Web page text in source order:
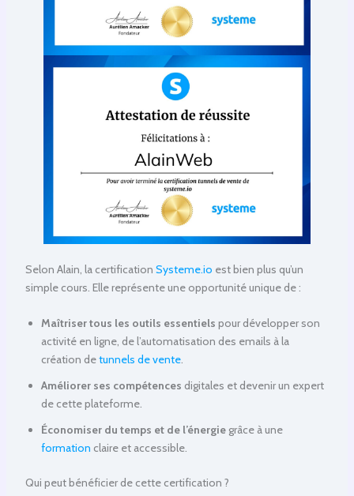
Selon Alain, la certification Systeme.io est bien plus qu’un
simple cours. Elle représente une opportunité unique de :
Maîtriser tous les outils essentiels pour développer son
activité en ligne, de l’automatisation des emails à la
création detunnels de vente.
Améliorer ses compétences digitales et devenir un expert
de cette plateforme.
Économiser du temps et de l’énergiegrâce à une
formation claire et accessible.
Qui peut bénéficier de cette certification ?